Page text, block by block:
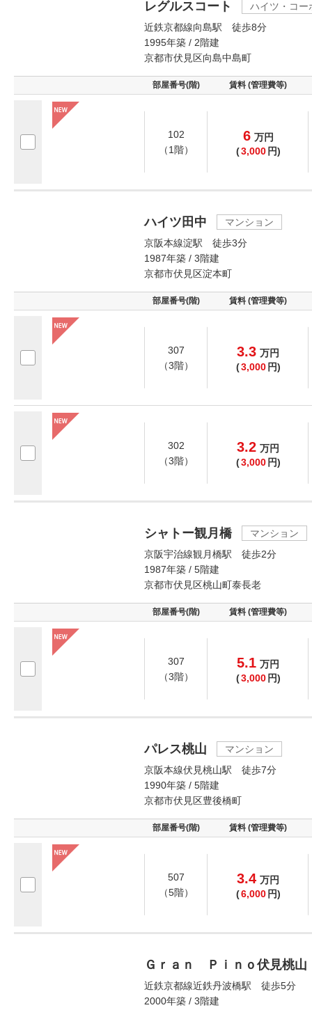
レグルスコート
ハイツ・コー
近鉄京都線向島駅 徒歩8分
1995年築 / 2階建
京都市伏見区向島中島町
部屋番号(階) 賃料 (管理費等)
102
（1階）
6 万円
(3,000 円)
ハイツ田中
マンション
京阪本線淀駅 徒歩3分
1987年築 / 3階建
京都市伏見区淀本町
部屋番号(階) 賃料 (管理費等)
307
（3階）
3.3 万円
(3,000 円)
302
（3階）
3.2 万円
(3,000 円)
シャトー観月橋
マンション
京阪宇治線観月橋駅 徒歩2分
1987年築 / 5階建
京都市伏見区桃山町泰長老
部屋番号(階) 賃料 (管理費等)
307
（3階）
5.1 万円
(3,000 円)
パレス桃山
マンション
京阪本線伏見桃山駅 徒歩7分
1990年築 / 5階建
京都市伏見区豊後橋町
部屋番号(階) 賃料 (管理費等)
507
（5階）
3.4 万円
(6,000 円)
Ｇｒａｎ Ｐｉｎｏ伏見桃山
近鉄京都線近鉄丹波橋駅 徒歩5分
2000年築 / 3階建